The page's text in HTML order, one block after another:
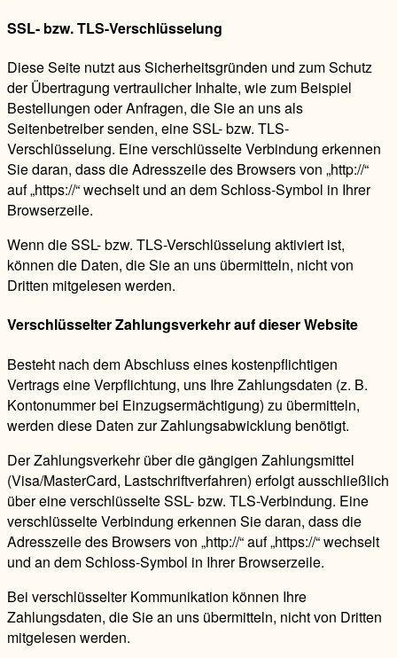
SSL- bzw. TLS-Verschlüsselung
Diese Seite nutzt aus Sicherheitsgründen und zum Schutz
der Übertragung vertraulicher Inhalte, wie zum Beispiel
Bestellungen oder Anfragen, die Sie an uns als
Seitenbetreiber senden, eine SSL- bzw. TLS-
Verschlüsselung. Eine verschlüsselte Verbindung erkennen
Sie daran, dass die Adresszeile des Browsers von „http://“
auf „https://“ wechselt und an dem Schloss-Symbol in Ihrer
Browserzeile.
Wenn die SSL- bzw. TLS-Verschlüsselung aktiviert ist,
können die Daten, die Sie an uns übermitteln, nicht von
Dritten mitgelesen werden.
Verschlüsselter Zahlungsverkehr auf dieser Website
Besteht nach dem Abschluss eines kostenpflichtigen
Vertrags eine Verpflichtung, uns Ihre Zahlungsdaten (z. B.
Kontonummer bei Einzugsermächtigung) zu übermitteln,
werden diese Daten zur Zahlungsabwicklung benötigt.
Der Zahlungsverkehr über die gängigen Zahlungsmittel
(Visa/MasterCard, Lastschriftverfahren) erfolgt ausschließlich
über eine verschlüsselte SSL- bzw. TLS-Verbindung. Eine
verschlüsselte Verbindung erkennen Sie daran, dass die
Adresszeile des Browsers von „http://“ auf „https://“ wechselt
und an dem Schloss-Symbol in Ihrer Browserzeile.
Bei verschlüsselter Kommunikation können Ihre
Zahlungsdaten, die Sie an uns übermitteln, nicht von Dritten
mitgelesen werden.